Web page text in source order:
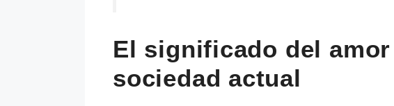
El significado del
sociedad actual